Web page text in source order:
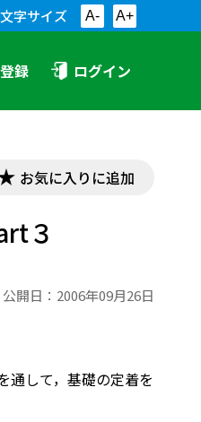
文字サイズ A- A+
録 ログイン
お気に入りに追加
３
公開日： 2006年09月26日
して，基礎の定着を